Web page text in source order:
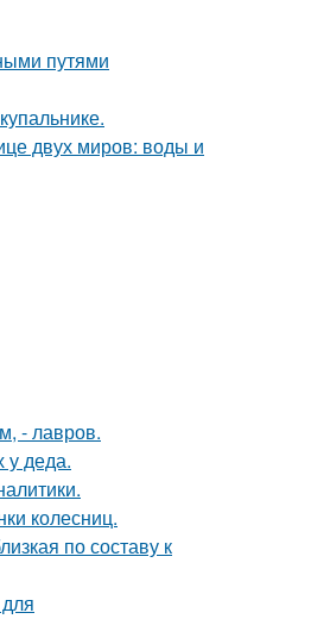
путями
двух миров: воды и
- лавров.
у деда.
колесниц.
по составу к